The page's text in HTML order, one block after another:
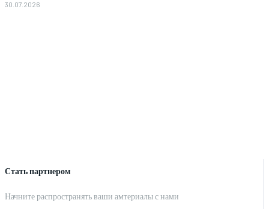
Стать партнером
Начните распространять ваши амтериалы с нами
30.07.2026